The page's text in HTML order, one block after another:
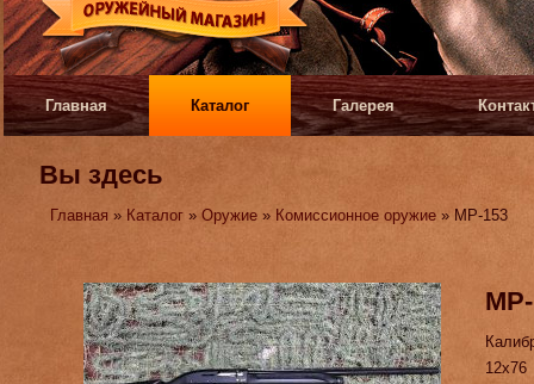
Главная Каталог Галерея
Вы здесь
Главная » Каталог »Оружие » Комиссионное оружие » МР-153
МР-
12х76